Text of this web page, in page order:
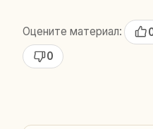
Оцените материал:
0